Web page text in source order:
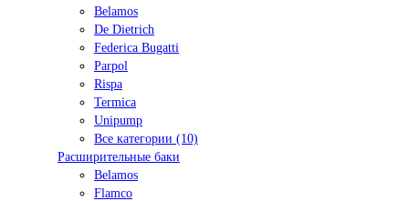
Belamos
De Dietrich
Federica Bugatti
Parpol
Rispa
Termica
Unipump
Все категории (10)
Расширительные баки
Belamos
Flamco